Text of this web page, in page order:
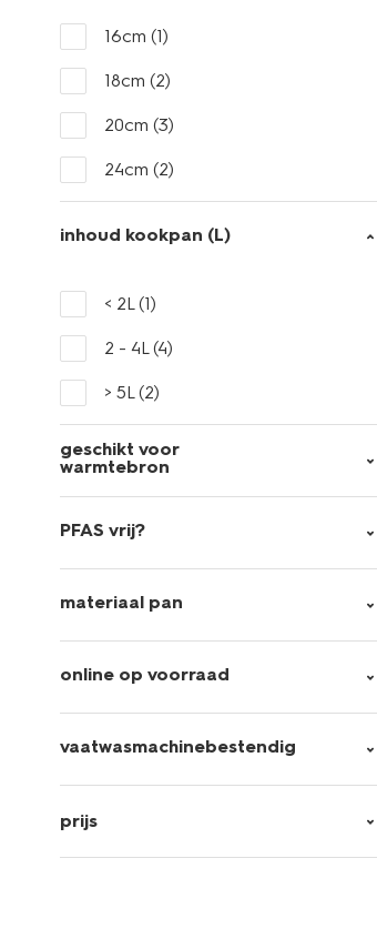
16cm (1)
18cm (2)
20cm (3)
24cm (2)
inhoud kookpan (L)
< 2L(1)
2 - 4L(4)
> 5L(2)
geschikt voor
warmtebron
PFAS vrij?
materiaal pan
online op voorraad
vaatwasmachinebestendig
prijs